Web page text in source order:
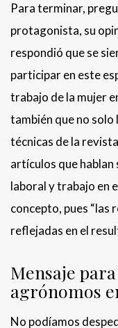
Para terminar,
protagonista, su
respondió que se
participar en este
trabajo de la mujer
también que no
técnicas de la
artículos que
laboral y trabajo en
concepto, pues “las
reflejadas en el
Mensaje
agrónomos
No podíamos